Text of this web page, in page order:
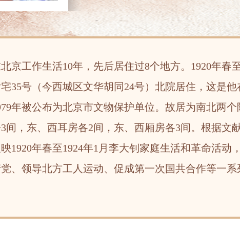
工作生活10年，先后居住过8个地方。1920年春至
35号（今西城区文华胡同24号）北院居住，这是
年被公布为北京市文物保护单位。故居为南北两个
间，东、西耳房各2间，东、西厢房各3间。根据文
1920年春至1924年1月李大钊家庭生活和革命活动
、领导北方工人运动、促成第一次国共合作等一系